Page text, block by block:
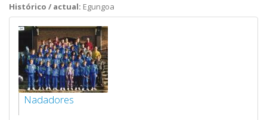
Histórico / actual: Egungoa
Nadadores